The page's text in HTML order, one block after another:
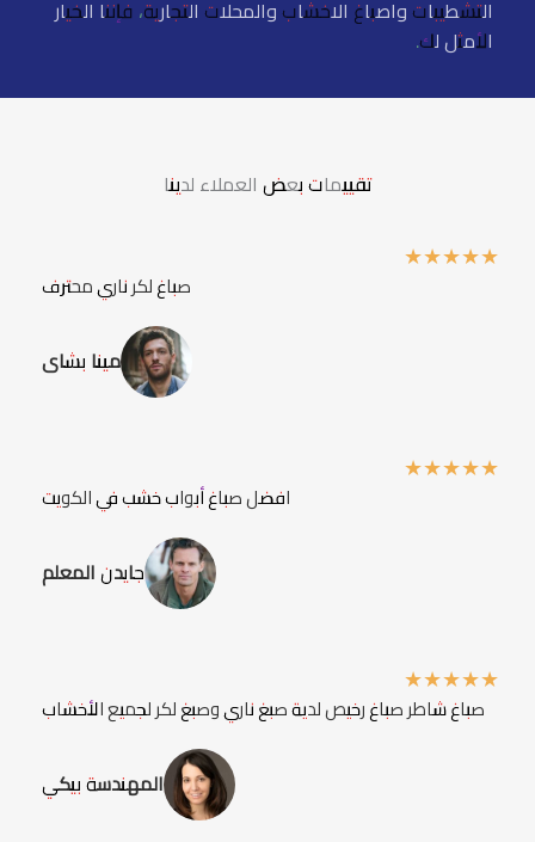
التشطيبات واصباغ الاخشاب والمحلات التجارية، فإننا الخيار
الأمثل لك.
تقييمات بعض العملاء لدينا
★
★
★
★
★
صباغ لكر ناري محترف
مينا بشاى
★
★
★
★
★
افضل صباغ أبواب خشب في الكويت
جايدن المعلم
★
★
★
★
★
صباغ شاطر صباغ رخيص لدية صبغ ناري وصبغ لكر لجميع الأخشاب
المهندسة بيكي